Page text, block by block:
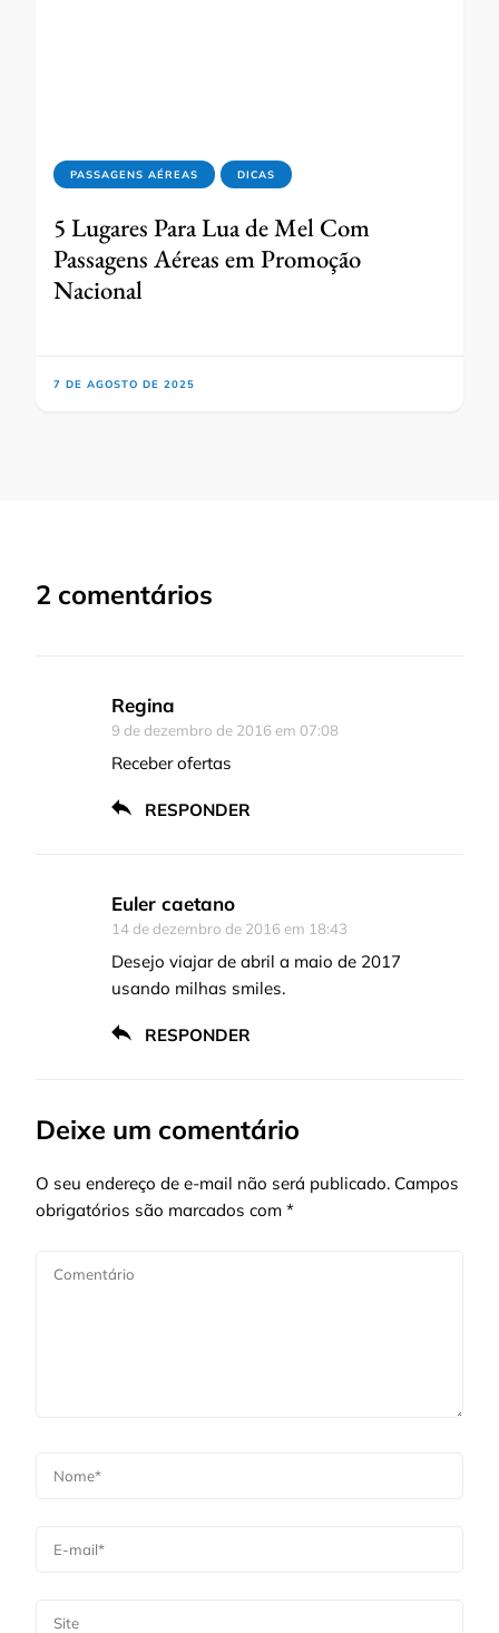
PASSAGENS AÉREAS DICAS
5 Lugares Para Lua de Mel Com
Passagens Aéreas em Promoção
Nacional
7 DE AGOSTO DE 2025
2 comentários
Regina
9 de dezembro de 2016 em 07:08
Receber ofertas
RESPONDER
Euler caetano
14 de dezembro de 2016 em 18:43
Desejo viajar de abril a maio de 2017
usando milhas smiles.
RESPONDER
Deixe um comentário
O seu endereço de e-mail não será publicado. Campos
obrigatórios são marcados com *